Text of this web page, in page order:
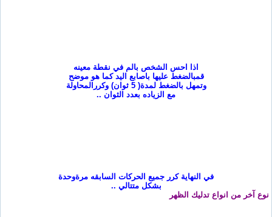
اذا احس الشخص بالم في نقطة معينه
قمبالضغط عليها باصابع اليد كما هو موضح
وتمهل بالضغط لمدة( 5 ثوان) وكرر
المحاولة
مع الزياده بعدد الثوان ..
في النهاية كرر جميع الحركات السابقه مرةوحدة
بشكل متتالي ..
نوع آخر من انواع تدليك الظهر